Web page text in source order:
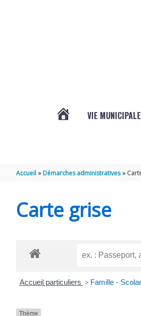
VIE MUNICIPALE
Accueil Démarches administratives
Carte grise
Accueil particuliers > Famille -
Thème